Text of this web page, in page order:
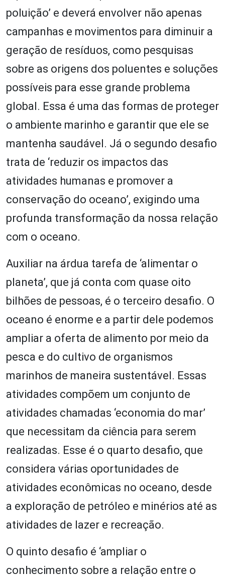
poluição’ e deverá envolver não apenas
campanhas e movimentos para diminuir a
geração de resíduos, como pesquisas
sobre as origens dos poluentes e soluções
possíveis para esse grande problema
global. Essa é uma das formas de proteger
o ambiente marinho e garantir que ele se
mantenha saudável. Já o segundo desafio
trata de ‘reduzir os impactos das
atividades humanas e promover a
conservação do oceano’, exigindo uma
profunda transformação da nossa relação
com o oceano.
Auxiliar na árdua tarefa de ‘alimentar o
planeta’, que já conta com quase oito
bilhões de pessoas, é o terceiro desafio. O
oceano é enorme e a partir dele podemos
ampliar a oferta de alimento por meio da
pesca e do cultivo de organismos
marinhos de maneira sustentável. Essas
atividades compõem um conjunto de
atividades chamadas ‘economia do mar’
que necessitam da ciência para serem
realizadas. Esse é o quarto desafio, que
considera várias oportunidades de
atividades econômicas no oceano, desde
a exploração de petróleo e minérios até as
atividades de lazer e recreação.
O quinto desafio é ‘ampliar o
conhecimento sobre a relação entre o